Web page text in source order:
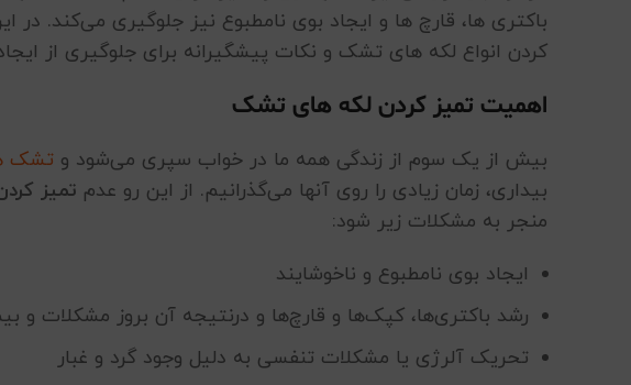
باکتری ها، قارچ ها و ایجاد بوی نامطبوع نیز جلوگیری می‌کند. در
کردن انواع لکه های تشک و نکات پیشگیرانه برای جلوگیری از
اهمیت تمیز کردن لکه های تشک
بیش از یک سوم از زندگی همه ما در خواب سپری می‌شود و تشک
بیداری، زمان زیادی را روی آنها می‌گذرانیم. از این رو عدم تمیز
منجر به مشکلات زیر شود:
ایجاد بوی نامطبوع و ناخوشایند
رشد باکتری‌ها، کپک‌ها و قارچ‌ها و درنتیجه آن بروز مشکلات و
تحریک آلرژی یا مشکلات تنفسی به دلیل وجود گرد و غبار